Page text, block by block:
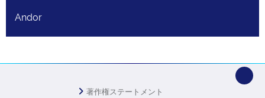
Andor
著作権ステートメント